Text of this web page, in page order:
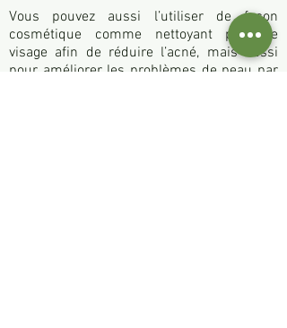
Vous pouvez aussi l’utiliser de façon
cosmétique comme nettoyant pour le
visage afin de réduire l’acné, mais aussi
pour améliorer les problèmes de peau par